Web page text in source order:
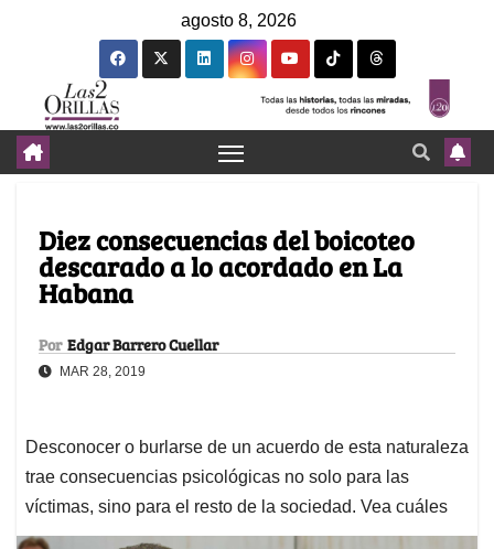
agosto 8, 2026
Diez consecuencias del boicoteo
descarado a lo acordado en La
Habana
Por Edgar Barrero Cuellar
MAR 28, 2019
Desconocer o burlarse de un acuerdo de esta naturaleza
trae consecuencias psicológicas no solo para las
víctimas, sino para el resto de la sociedad. Vea cuáles